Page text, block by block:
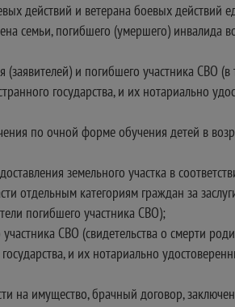
действий и ветерана боевых действий
семьи, погибшего (умершего) инвалида
и погибшего участника СВО (в
государства, и их нотариально
по очной форме обучения детей в
земельного участка в
отдельным категориям граждан за
погибшего участника СВО);
СВО (свидетельства о смерти
и их нотариально
на имущество, брачный договор,